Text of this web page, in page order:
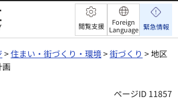
閲覧支援
Foreign
Language 緊急情報
>住まい・街づくり・環境>街づくり > 地区
画
ページID 11857